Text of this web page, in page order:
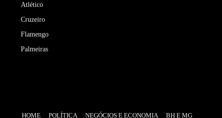
Atlético
Cruzeiro
Flamengo
Palmeiras
HOME POLÍTICA NEGÓCIOS E ECONOMIA BH E MG